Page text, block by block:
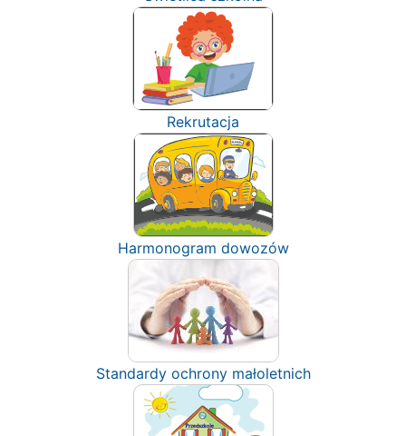
Rekrutacja
Harmonogram dowozów
Standardy ochrony małoletnich